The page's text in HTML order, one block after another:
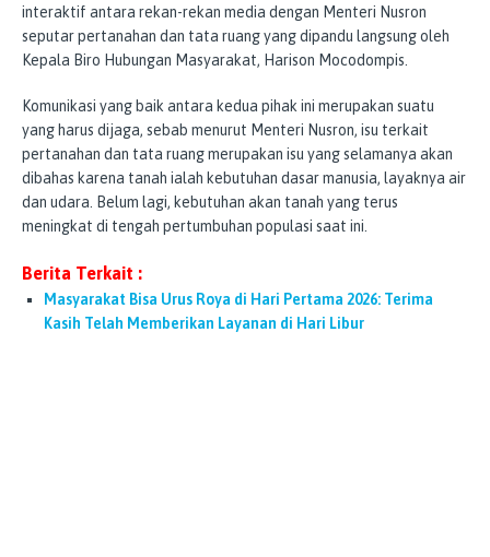
interaktif antara rekan-rekan media dengan Menteri Nusron
seputar pertanahan dan tata ruang yang dipandu langsung oleh
Kepala Biro Hubungan Masyarakat, Harison Mocodompis.
Komunikasi yang baik antara kedua pihak ini merupakan suatu
yang harus dijaga, sebab menurut Menteri Nusron, isu terkait
pertanahan dan tata ruang merupakan isu yang selamanya akan
dibahas karena tanah ialah kebutuhan dasar manusia, layaknya air
dan udara. Belum lagi, kebutuhan akan tanah yang terus
meningkat di tengah pertumbuhan populasi saat ini.
Berita Terkait :
Masyarakat Bisa Urus Roya di Hari Pertama 2026: Terima
Kasih Telah Memberikan Layanan di Hari Libur